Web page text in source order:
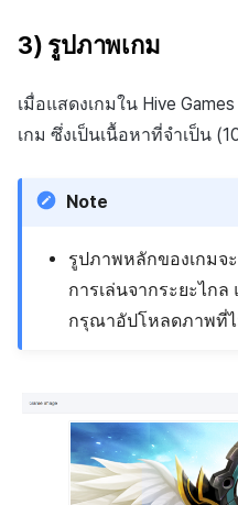
3) รูปภาพเกม
เมื่อแสดงเกมใน Hive
เกม ซึ่งเป็นเนื้อหาที่จำเป็น
Note
รูปภาพหลักของเกมจ
การเล่นจากระยะไก
กรุณาอัปโหลดภาพที่